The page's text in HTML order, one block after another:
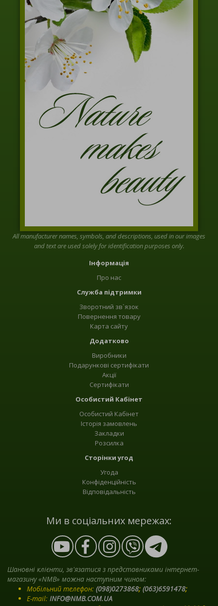
All manufacturer names, symbols, and descriptions, used in our images
and text are used solely for identification purposes only.
Інформація
Про нас
Служба підтримки
Зворотний зв`язок
Повернення товару
Карта сайту
Додатково
Виробники
Подарункові сертифікати
Акції
Сертифікати
Особистий Кабінет
Особистий Кабінет
Історія замовлень
Закладки
Розсилка
Сторінки угод
Угода
Конфіденційність
Відповідальність
Ми в соціальних мережах:
Шановні клієнти, зв'язатися з представниками інтернет-
магазину «NMB» можна наступним чином:
Мобільний телефон: (098)0273868; (063)6591478;
E-mail: INFO@NMB.COM.UA